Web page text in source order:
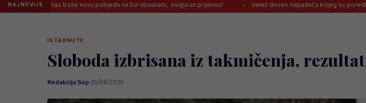
NAJNOVIJE
traže novu pobjedu na Eurobasketu, osiguran prijenos! Velež doveo napadača kojeg su poredili sa Džekom
ISTAKNUTE
Sloboda izbrisana iz takmičenja,
Redakcija Sop·25/09/2025